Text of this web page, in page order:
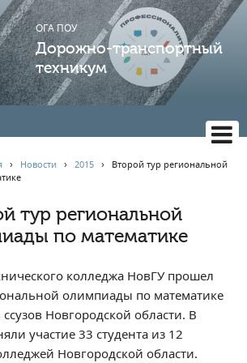
ОГА ПОУ
Дорожно-транспортный
техникум
образования
совет
› Новости ›2015 › Второй тур региональной
тур региональной
по математике
колледжа НовГУ прошел
олимпиады по математике
ссузов Новгородской области. В
участие 33 студента из 12
Новгородской области.